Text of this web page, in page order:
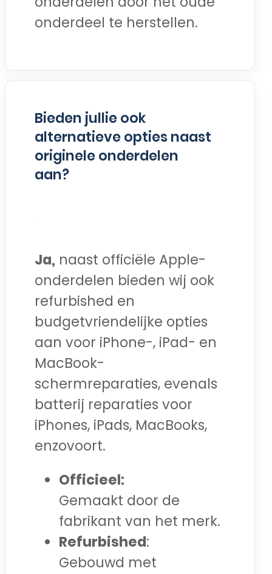
onderdeel te herstellen.
Bieden jullie ook
alternatieve opties naast
originele onderdelen
aan?
Ja, naast officiële Apple-
onderdelen bieden wij ook
refurbished en
budgetvriendelijke opties
aan voor iPhone-, iPad- en
MacBook-
schermreparaties, evenals
batterij reparaties voor
iPhones, iPads, MacBooks,
enzovoort.
Officieel:
Gemaakt door de
fabrikant van het merk.
Refurbished:
Gebouwd met